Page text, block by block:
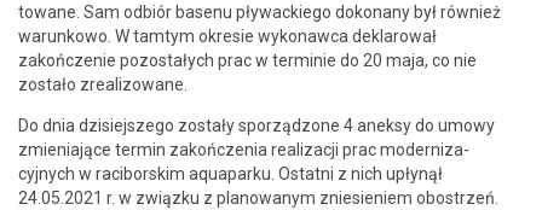
towane. Sam odbiór basenu pływack­iego doko­nany był również
warunk­owo. W tam­tym okre­sie wykon­aw­ca deklarował
zakończe­nie pozostałych prac w ter­minie do 20 maja, co nie
zostało zrealizowane.
Do dnia dzisiejszego zostały sporząd­zone 4 aneksy do umowy
zmieni­a­jące ter­min zakończenia real­iza­cji prac mod­ern­iza­
cyjnych w raci­borskim aqua­parku. Ostat­ni z nich upłynął
24.05.2021 r. w związku z planowanym zniesie­niem obostrzeń.